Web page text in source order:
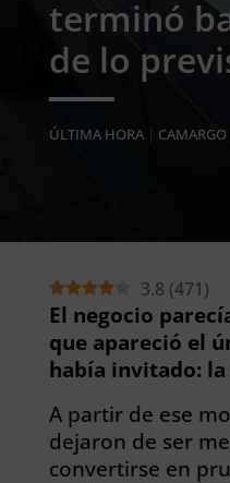
terminó
de lo
ÚLTIMA HORA| CAMARGO
3.8 (471)
El negocio
que apareció el
había invitado:
A partir de ese
dejaron de ser
convertirse en